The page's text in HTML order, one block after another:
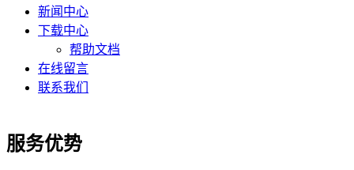
新闻中心
下载中心
帮助文档
在线留言
联系我们
服务优势